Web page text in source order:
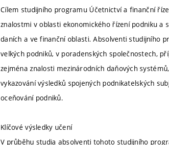
Cílem studijního programu Účetnictví a finanční
znalostmi v oblasti ekonomického řízení podniku
daních a ve finanční oblasti. Absolventi studijního
velkých podniků, v poradenských společnostech,
zejména znalosti mezinárodních daňových
vykazování výsledků spojených podnikatelských
oceňování podniků.
Klíčové výsledky učení
V průběhu studia absolventi tohoto studijního